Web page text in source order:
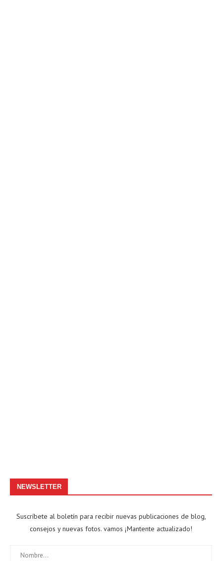
NEWSLETTER
Suscríbete al boletín para recibir nuevas publicaciones de blog,
consejos y nuevas fotos. vamos ¡Mantente actualizado!